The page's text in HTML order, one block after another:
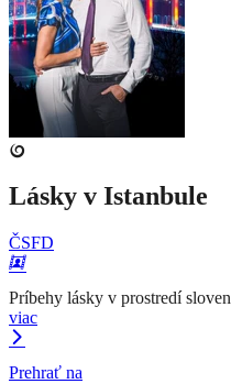
Lásky v Istanbule
ČSFD
Príbehy lásky v prostredí
viac
Prehrať na